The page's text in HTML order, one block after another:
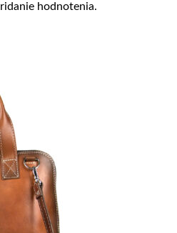
hodnotenia.